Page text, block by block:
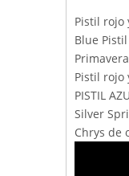
Pistil rojo
Blue
Pistil rojo
PISTIL
Silver
Chrys de